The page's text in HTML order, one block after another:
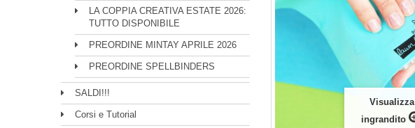
LA COPPIA CREATIVA ESTATE 2026:
TUTTO DISPONIBILE
PREORDINE MINTAY APRILE 2026
PREORDINE SPELLBINDERS
SALDI!!!
Corsi e Tutorial
Visualizza
ingrandito